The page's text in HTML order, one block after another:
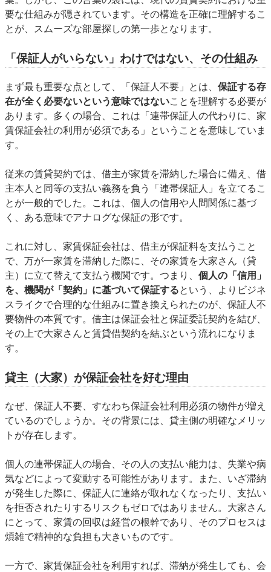
要な仕組みが隠されています。その構造を正確に理解するこ
とが、スムーズな部屋探しの第一歩となります。
「保証人がいらない」わけではない、その仕組み
まず最も重要な点として、「保証人不要」とは、 保証する存
在が全く必要ないという意味ではないことを理解する必要が
あります。多くの場合、これは「連帯保証人の代わりに、家
賃保証会社の利用が必須である」ということを意味していま
す。
従来の賃貸契約では、借主が家賃を滞納した場合に備え、借
主本人と同等の支払い義務を負う「連帯保証人」を立てるこ
とが一般的でした。これは、個人の信用や人間関係に基づ
く、ある意味でアナログな保証の形です。
これに対し、家賃保証会社は、借主が保証料を支払うこと
で、万が一家賃を滞納した際に、その家賃を大家さん（貸
主）に立て替えて支払う機関です。つまり、 個人の「信用」
を、機関が「契約」に基づいて保証するという、よりビジネ
スライクで合理的な仕組みに置き換えられたのが、保証人不
要物件の本質です。借主は保証会社と保証委託契約を結び、
その上で大家さんと賃貸借契約を結ぶという流れになりま
す。
貸主（大家）が保証会社を好む理由
なぜ、保証人不要、すなわち保証会社利用必須の物件が増え
ているのでしょうか。その背景には、貸主側の明確なメリッ
トが存在します。
個人の連帯保証人の場合、その人の支払い能力は、失業や病
気などによって変動する可能性があります。また、いざ滞納
が発生した際に、保証人に連絡が取れなくなったり、支払い
を拒否されたりするリスクもゼロではありません。大家さん
にとって、家賃の回収は経営の根幹であり、そのプロセスは
煩雑で精神的な負担も大きいものです。
一方で、家賃保証会社を利用すれば、滞納が発生しても、会